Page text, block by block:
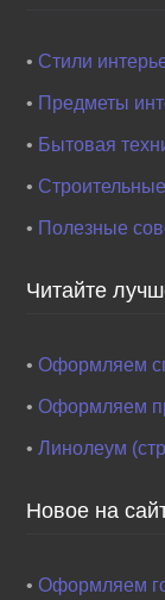
•Стили
• Предметы
• Бытовая
•
• Полезные
Читайте
•Оформляем
•Оформляем
•Линолеум
Новое на
•Оформляем